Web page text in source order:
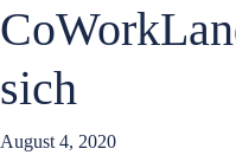
sich
August 4, 2020